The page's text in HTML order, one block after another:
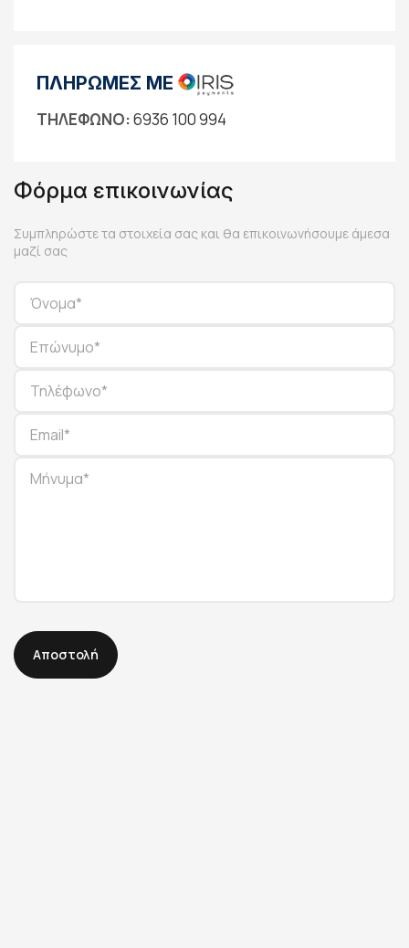
ΠΛΗΡΩΜΕΣ ΜΕ
ΤΗΛΕΦΩΝΟ:6936 100 994
Φόρμα επικοινωνίας
Συμπληρώστε τα στοιχεία σας και θα επικοινωνήσουμε άμεσα
μαζί σας
Αποστολή